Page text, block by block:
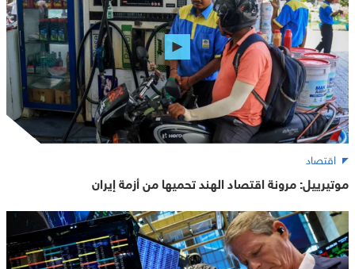
اقتصاد
موتيرييل: مرونة اقتصاد الهند تحميها من أزمة إيران